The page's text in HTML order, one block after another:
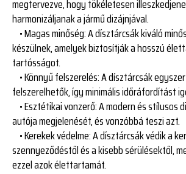
megtervezve, hogy tökéletesen
harmonizáljanak a jármű dizájnjával.
• Magas minőség: A dísztárcsák kiváló
készülnek, amelyek biztosítják a hosszú
tartósságot.
• Könnyű felszerelés: A dísztárcsák
felszerelhetők, így minimális időráfordítást
• Esztétikai vonzerő: A modern és stílusos
autója megjelenését, és vonzóbbá teszi azt.
• Kerekek védelme: A dísztárcsák védik a
szennyeződéstől és a kisebb sérülésektől,
ezzel azok élettartamát.